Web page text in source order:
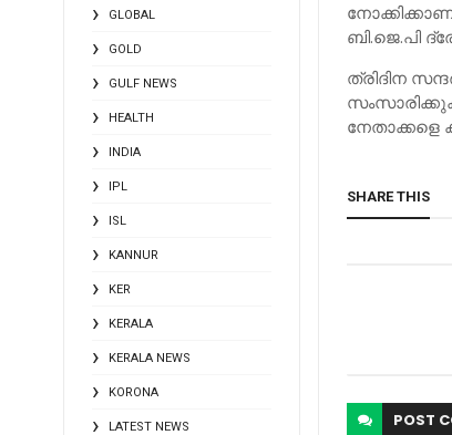
GLOBAL
GOLD
GULF NEWS
HEALTH
INDIA
IPL
ISL
KANNUR
KER
KERALA
KERALA NEWS
KORONA
LATEST NEWS
ബി.ജെ.പി
ത്രിദിന
നേതാക്കളെ
SHARE THIS
POST